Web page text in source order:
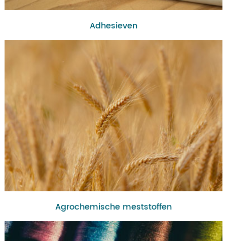
Adhesieven
Agrochemische meststoffen